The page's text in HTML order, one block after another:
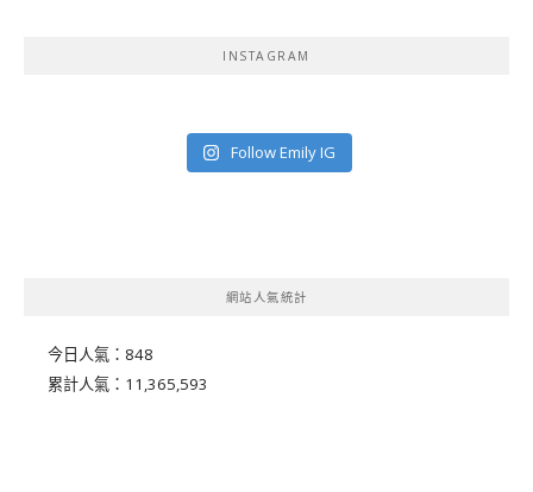
INSTAGRAM
Follow Emily IG
網站人氣統計
今日人氣： 848
累計人氣： 11,365,593